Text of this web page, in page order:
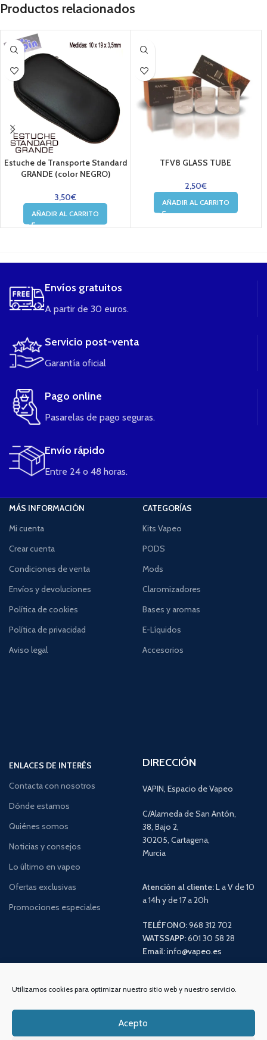
Utilizamos cookies para optimizar nuestro sitio web y nuestro servicio.
Acepto
Productos relacionados
Estuche de Transporte Standard
GRANDE (color NEGRO)
3,50€
AÑADIR AL CARRITO
TFV8 GLASS TUBE
2,50€
AÑADIR AL CARRITO
Envíos gratuitos
A partir de 30 euros.
Servicio post-venta
Garantía oficial
Pago online
Pasarelas de pago seguras.
Envío rápido
Entre 24 o 48 horas.
MÁS INFORMACIÓN
Mi cuenta
Crear cuenta
Condiciones de venta
Envíos y devoluciones
Política de cookies
Política de privacidad
Aviso legal
CATEGORÍAS
Kits Vapeo
PODS
Mods
Claromizadores
Bases y aromas
E-Líquidos
Accesorios
ENLACES DE INTERÉS
Contacta con nosotros
Dónde estamos
Quiénes somos
Noticias y consejos
Lo último en vapeo
Ofertas exclusivas
Promociones especiales
DIRECCIÓN
VAPIN, Espacio de Vapeo
C/Alameda de San Antón,
38, Bajo 2,
30205, Cartagena,
Murcia
Atención al cliente:L a V de 10
a 14h y de 17 a 20h
TELÉFONO:968 312 702
WATSSAPP:601 30 58 28
Email:info@vapeo.es